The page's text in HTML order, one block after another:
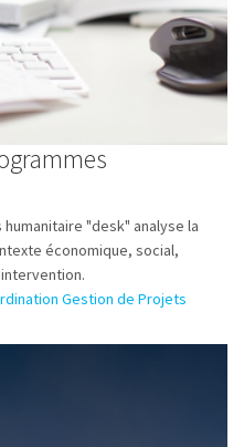
"desk" analyse la
économique, social,
Gestion de Projets